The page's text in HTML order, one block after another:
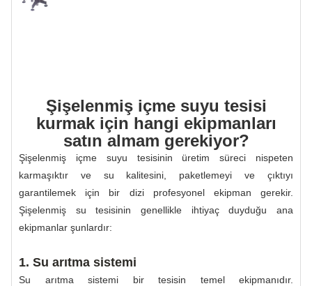
Şişelenmiş içme suyu tesisi
kurmak için hangi ekipmanları
satın almam gerekiyor?
Şişelenmiş içme suyu tesisinin üretim süreci nispeten
karmaşıktır ve su kalitesini, paketlemeyi ve çıktıyı
garantilemek için bir dizi profesyonel ekipman gerekir.
Şişelenmiş su tesisinin genellikle ihtiyaç duyduğu ana
ekipmanlar şunlardır:
1. Su arıtma sistemi
Su arıtma sistemi bir tesisin temel ekipmanıdır.